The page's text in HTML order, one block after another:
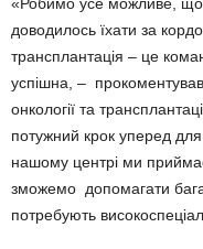
«Робимо усе можливе,
доводилось їхати за
трансплантація – це
успішна, – прокоментував
онкології та
потужний крок уперед для
нашому центрі ми
зможемо допомагати
потребують